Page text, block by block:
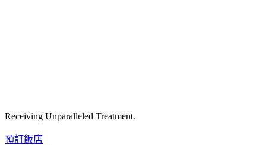
Receiving Unparalleled Treatment.
預訂飯店